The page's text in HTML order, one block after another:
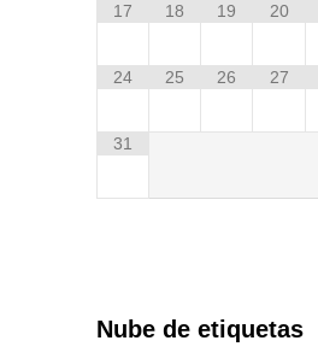
17 18 19 20
24 25 26 27
31
Nube de etiquetas